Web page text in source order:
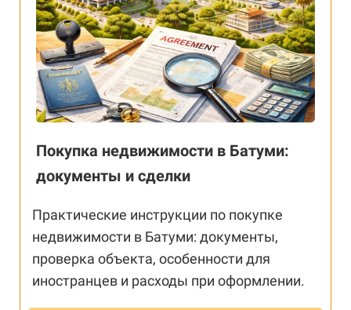
Покупка недвижимости в Батуми:
документы и сделки
Практические инструкции по покупке
недвижимости в Батуми: документы,
проверка объекта, особенности для
иностранцев и расходы при оформлении.